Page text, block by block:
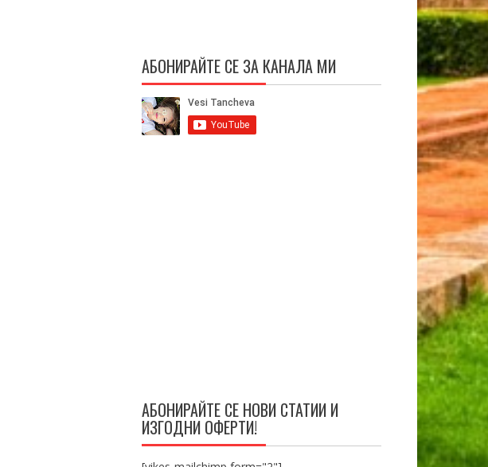
АБОНИРАЙТЕ СЕ ЗА КАНАЛА МИ
АБОНИРАЙТЕ СЕ НОВИ СТАТИИ И
ИЗГОДНИ ОФЕРТИ!